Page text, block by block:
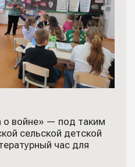
о войне» — под таким
сельской детской
час для